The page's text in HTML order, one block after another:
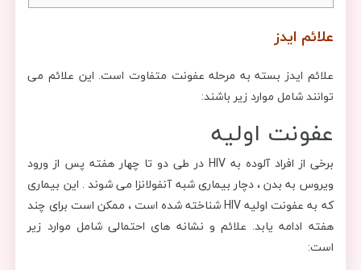
علائم ایدز
علائم ایدز بسته به مرحله عفونت متفاوت است. این علائم می
توانند شامل موارد زیر باشند:
عفونت اولیه
برخی از افراد آلوده به HIV در طی دو تا چهار هفته پس از ورود
ویروس به بدن ، دچار بیماری شبه آنفولانزا می شوند . این بیماری
که به عفونت اولیه HIV شناخته شده است ، ممکن است برای چند
هفته ادامه یابد. علائم و نشانه های احتمالی شامل موارد زیر
است: